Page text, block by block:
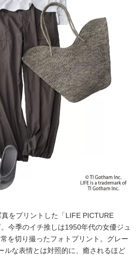
をプリントした「LIFE PICTURE
今季のイチ推しは1950年代の女優ジュ
を切り撮ったフォトプリント。グレー
ルな表情とは対照的に、癒されるほど